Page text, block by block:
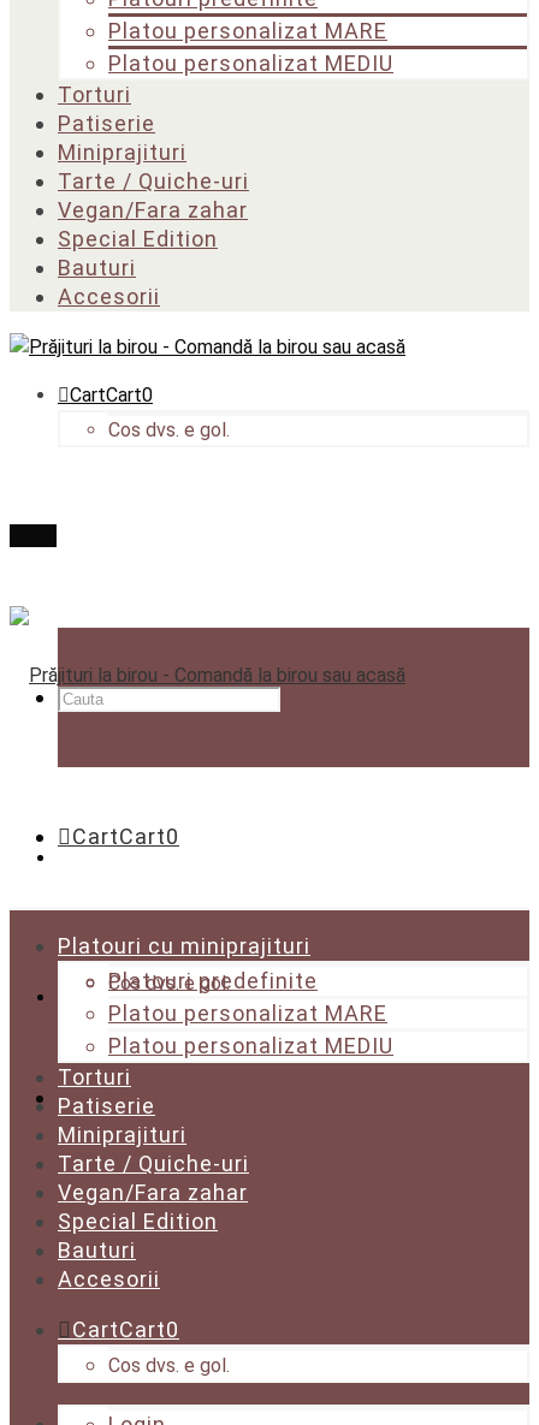
Platou personalizat MARE
Platou personalizat MEDIU
Torturi
Patiserie
Miniprajituri
Tarte / Quiche-uri
Vegan/Fara zahar
Special Edition
Bauturi
Accesorii
CartCart0
Cos dvs. e gol.
CartCart0
Cos dvs. e gol.
Login
Sign Up
Platouri cu miniprajituri
Platouri predefinite
Platou personalizat MARE
Platou personalizat MEDIU
Torturi
Patiserie
Miniprajituri
Tarte / Quiche-uri
Vegan/Fara zahar
Special Edition
Bauturi
Accesorii
CartCart0
Cos dvs. e gol.